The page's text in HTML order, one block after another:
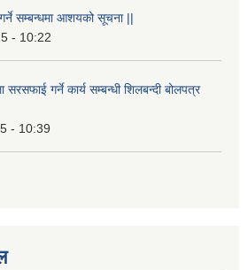
सम्बन्धमा आशयको सूचना ||
- 10:22
गर्ने कार्य सम्बन्धी शिलबन्दी बोलपत्र
- 10:39